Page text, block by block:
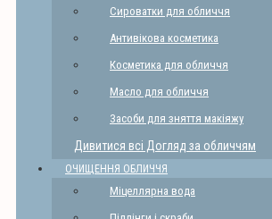
Сироватки для обличчя
Антивікова косметика
Косметика для обличчя
Масло для обличчя
Засоби для зняття макіяжу
Дивитися всі Догляд за обличчям
ОЧИЩЕННЯ ОБЛИЧЧЯ
Міцеллярна вода